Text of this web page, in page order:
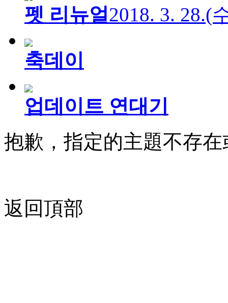
펫 리뉴얼2018. 3. 28.(
축데이
업데이트 연대기
抱歉，指定的主題不存
返回頂部